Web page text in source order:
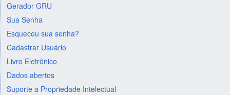
Gerador GRU
Sua Senha
Esqueceu sua senha?
Cadastrar Usuário
Livro Eletrônico
Dados abertos
Suporte a Propriedade Intelectual